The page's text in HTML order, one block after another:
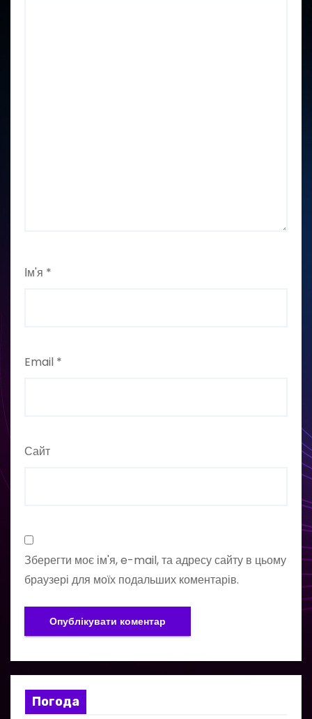
Ім'я *
Email *
Сайт
Зберегти моє ім'я, e-mail, та адресу сайту в цьому
браузері для моїх подальших коментарів.
Погода